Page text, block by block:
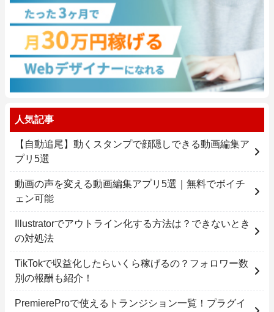
人気記事
【自動追尾】動くスタンプで顔隠しできる動画編集ア
プリ5選
動画の声を変える動画編集アプリ5選｜無料でボイチ
ェン可能
Illustratorでアウトライン化する方法は？できないとき
の対処法
TikTokで収益化したらいくら稼げるの？フォロワー数
別の報酬も紹介！
PremiereProで使えるトランジション一覧！プラグイ